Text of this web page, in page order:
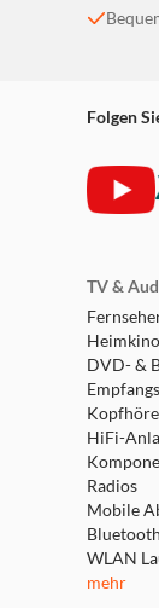
Folgen
TV &
Heimkino
DVD- &
HiFi-
Radios
Mobile
WLAN
mehr